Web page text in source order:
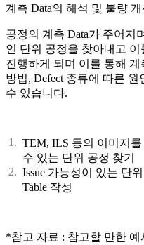
계측 Data의 해석 및 불량 개
공정의 계측 Data가 주어지
인 단위 공정을 찾아내고
진행하게 되며 이를 통해 계
방법, Defect 종류에 따른
수 있습니다.
TEM, ILS 등의 이미지를
수 있는 단위 공정 찾기
Issue 가능성이 있는 단
Table 작성
*참고 자료 : 참고할 만한